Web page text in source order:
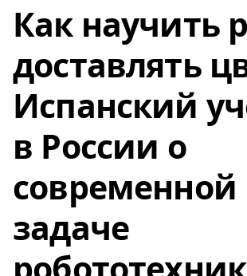
Как научить
доставлять
Испанский
в России о
современной
задаче